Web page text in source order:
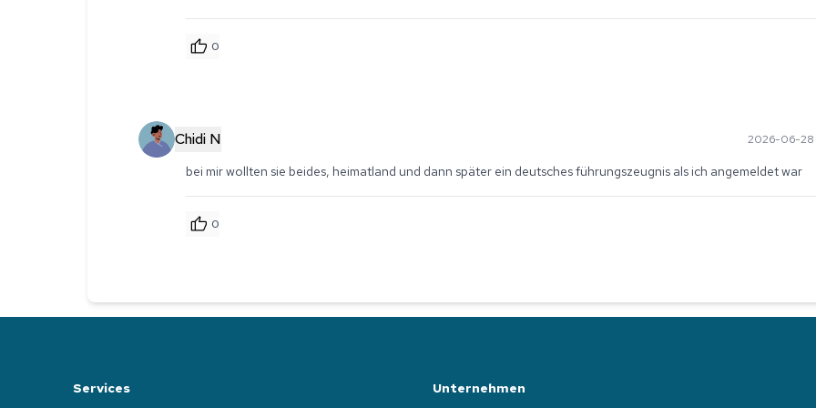
0
Chidi N 2026-06-28
bei mir wollten sie beides, heimatland und dann später ein deutsches führungszeugnis als ich angemeldet war
0
Services Unternehmen